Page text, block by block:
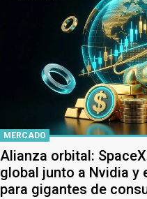
MERCADO
Alianza orbital:
global junto a Nvidia y
para gigantes de